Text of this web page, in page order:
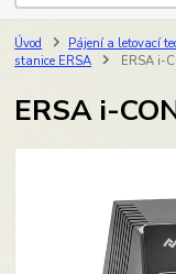
Úvod Pájení a letovací
stanice ERSA
ERSA i-
ERSA i-